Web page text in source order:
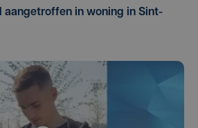
aangetroffen in woning in Sint-